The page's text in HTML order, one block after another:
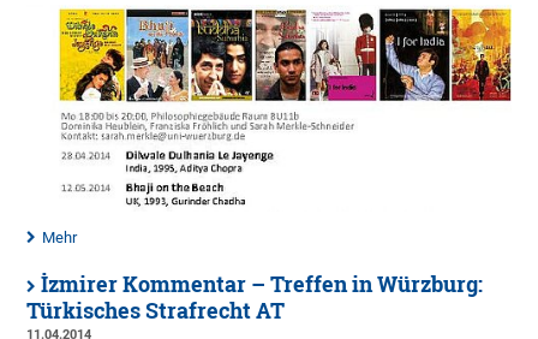
Mehr
İzmirer Kommentar – Treffen in Würzburg:
Türkisches Strafrecht AT
11.04.2014